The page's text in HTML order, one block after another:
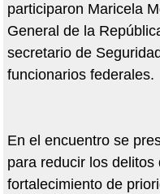
participaron Maricela
General de la
secretario de
funcionarios federales.
En el encuentro se
para reducir los delitos
fortalecimiento de